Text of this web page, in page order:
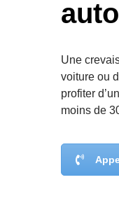
Une
voiture ou
profiter
moins de